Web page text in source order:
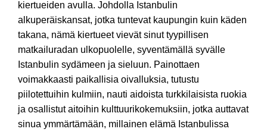
kiertueiden avulla. Johdolla Istanbulin
alkuperäiskansat, jotka tuntevat kaupungin kuin käden
takana, nämä kiertueet vievät sinut tyypillisen
matkailuradan ulkopuolelle, syventämällä syvälle
Istanbulin sydämeen ja sieluun. Painottaen
voimakkaasti paikallisia oivalluksia, tutustu
piilotettuihin kulmiin, nauti aidoista turkkilaisista ruokia
ja osallistut aitoihin kulttuurikokemuksiin, jotka auttavat
sinua ymmärtämään, millainen elämä Istanbulissa